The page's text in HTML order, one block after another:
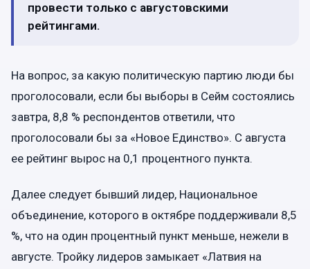
провести только с августовскими
рейтингами.
На вопрос, за какую политическую партию люди бы
проголосовали, если бы выборы в Сейм состоялись
завтра, 8,8 % респондентов ответили, что
проголосовали бы за «Новое Единство». С августа
ее рейтинг вырос на 0,1 процентного пункта.
Далее следует бывший лидер, Национальное
объединение, которого в октябре поддерживали 8,5
%, что на один процентный пункт меньше, нежели в
августе. Тройку лидеров замыкает «Латвия на